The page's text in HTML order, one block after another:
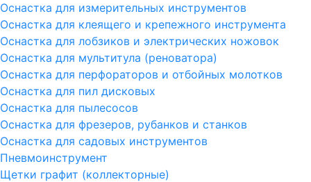
Оснастка для измерительных инструментов
Оснастка для клеящего и крепежного инструмента
Оснастка для лобзиков и электрических ножовок
Оснастка для мультитула (реноватора)
Оснастка для перфораторов и отбойных молотков
Оснастка для пил дисковых
Оснастка для пылесосов
Оснастка для фрезеров, рубанков и станков
Оснастка для садовых инструментов
Пневмоинструмент
Щетки графит (коллекторные)